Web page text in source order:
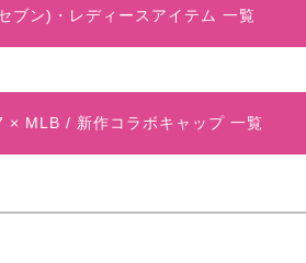
ブン)・レディースアイテム 一覧
× MLB / 新作コラボキャップ 一覧